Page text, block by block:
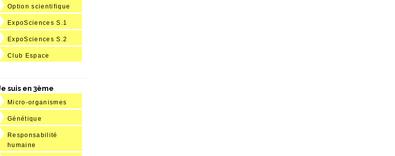
Option scientifique
ExpoSciences S.1
ExpoSciences S.2
Club Espace
suis en 3ème
Micro-organismes
Génétique
Responsabilité
humaine